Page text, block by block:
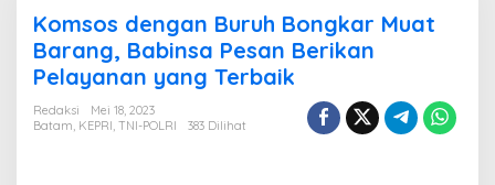
m
s
s
e
Komsos dengan Buruh Bongkar Muat
Barang, Babinsa Pesan Berikan
Pelayanan yang Terbaik
Redaksi
Mei 18, 2023
Batam, KEPRI, TNI-POLRI 383 Dilihat